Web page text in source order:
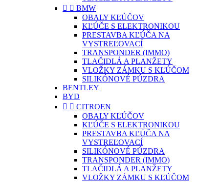
  BMW
OBALY KĽÚČOV
KĽÚČE S ELEKTRONIKOU
PRESTAVBA KĽÚČA NA
VYSTREĽOVACÍ
TRANSPONDER (IMMO)
TLAČIDLÁ A PLANŽETY
VLOŽKY ZÁMKU S KĽÚČOM
SILIKÓNOVÉ PÚZDRA
BENTLEY
BYD
  CITROEN
OBALY KĽÚČOV
KĽÚČE S ELEKTRONIKOU
PRESTAVBA KĽÚČA NA
VYSTREĽOVACÍ
SILIKÓNOVÉ PÚZDRA
TRANSPONDER (IMMO)
TLAČIDLÁ A PLANŽETY
VLOŽKY ZÁMKU S KĽÚČOM